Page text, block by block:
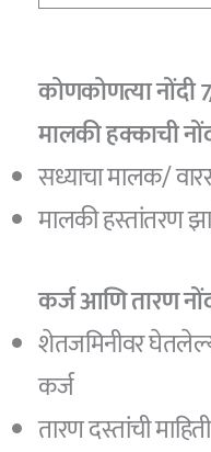
कोणकोणत्या नोंदी
मालकी हक्काची
सध्याचा मालक/
मालकी हस्तांतरण
कर्ज आणि तारण
शेतजमिनीवर
कर्ज
तारण दस्तांची माहिती